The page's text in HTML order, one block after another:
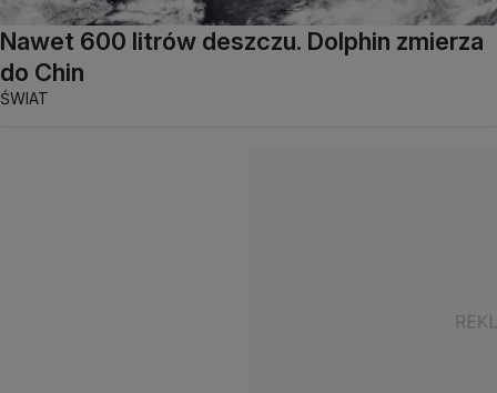
Nawet 600 litrów deszczu. Dolphin zmierza
do Chin
ŚWIAT